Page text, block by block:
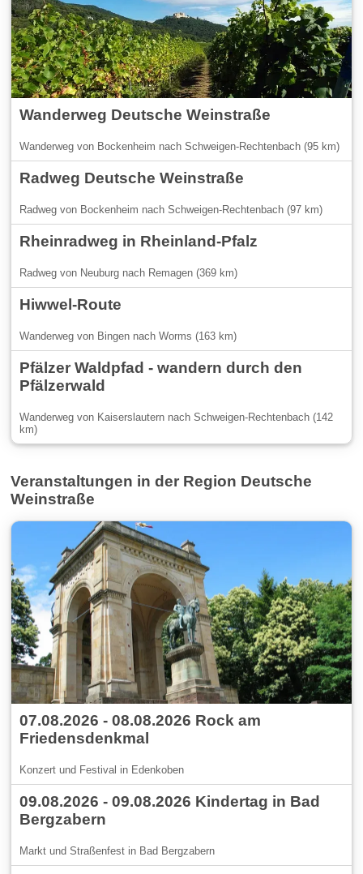
Wanderweg Deutsche Weinstraße
Wanderweg von Bockenheim nach Schweigen-Rechtenbach (95 km)
Radweg Deutsche Weinstraße
Radweg von Bockenheim nach Schweigen-Rechtenbach (97 km)
Rheinradweg in Rheinland-Pfalz
Radweg von Neuburg nach Remagen (369 km)
Hiwwel-Route
Wanderweg von Bingen nach Worms (163 km)
Pfälzer Waldpfad - wandern durch den
Pfälzerwald
Wanderweg von Kaiserslautern nach Schweigen-Rechtenbach (142
km)
Veranstaltungen in der Region Deutsche
Weinstraße
07.08.2026 - 08.08.2026 Rock am
Friedensdenkmal
Konzert und Festival in Edenkoben
09.08.2026 - 09.08.2026 Kindertag in Bad
Bergzabern
Markt und Straßenfest in Bad Bergzabern